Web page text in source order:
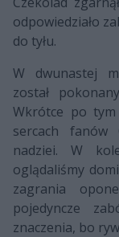
odpowiedziało
do tyłu.
W dwunastej
został
Wkrótce po
sercach fanów
nadziei. W
oglądaliśmy
zagrania
pojedyncze
znaczenia, bo